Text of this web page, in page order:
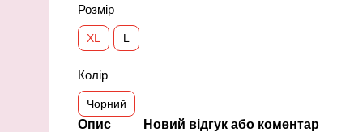
Розмір
XL L
Колір
Чорний
Опис Новий відгук або коментар